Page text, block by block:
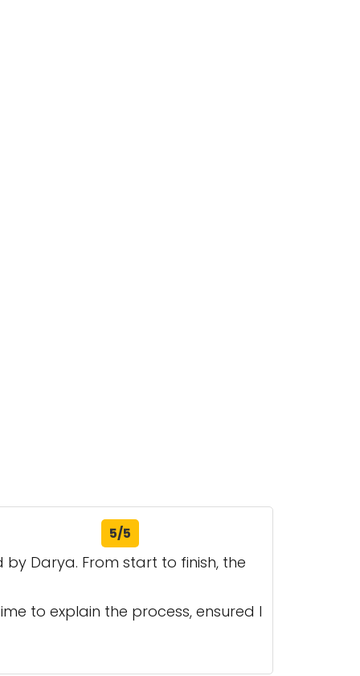
5/5
Darya. From start to finish, the
to explain the process, ensured I